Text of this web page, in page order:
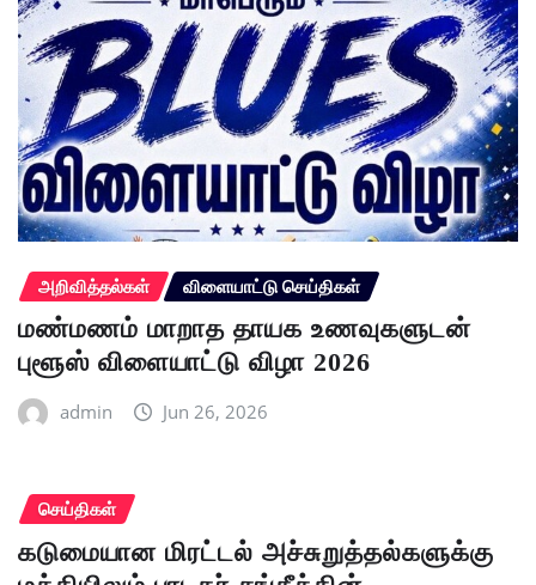
அறிவித்தல்கள் விளையாட்டு செய்திகள்
மண்மணம் மாறாத தாயக உணவுகளுடன்
புளூஸ் விளையாட்டு விழா 2026
admin Jun 26, 2026
செய்திகள்
கடுமையான மிரட்டல் அச்சுறுத்தல்களுக்கு